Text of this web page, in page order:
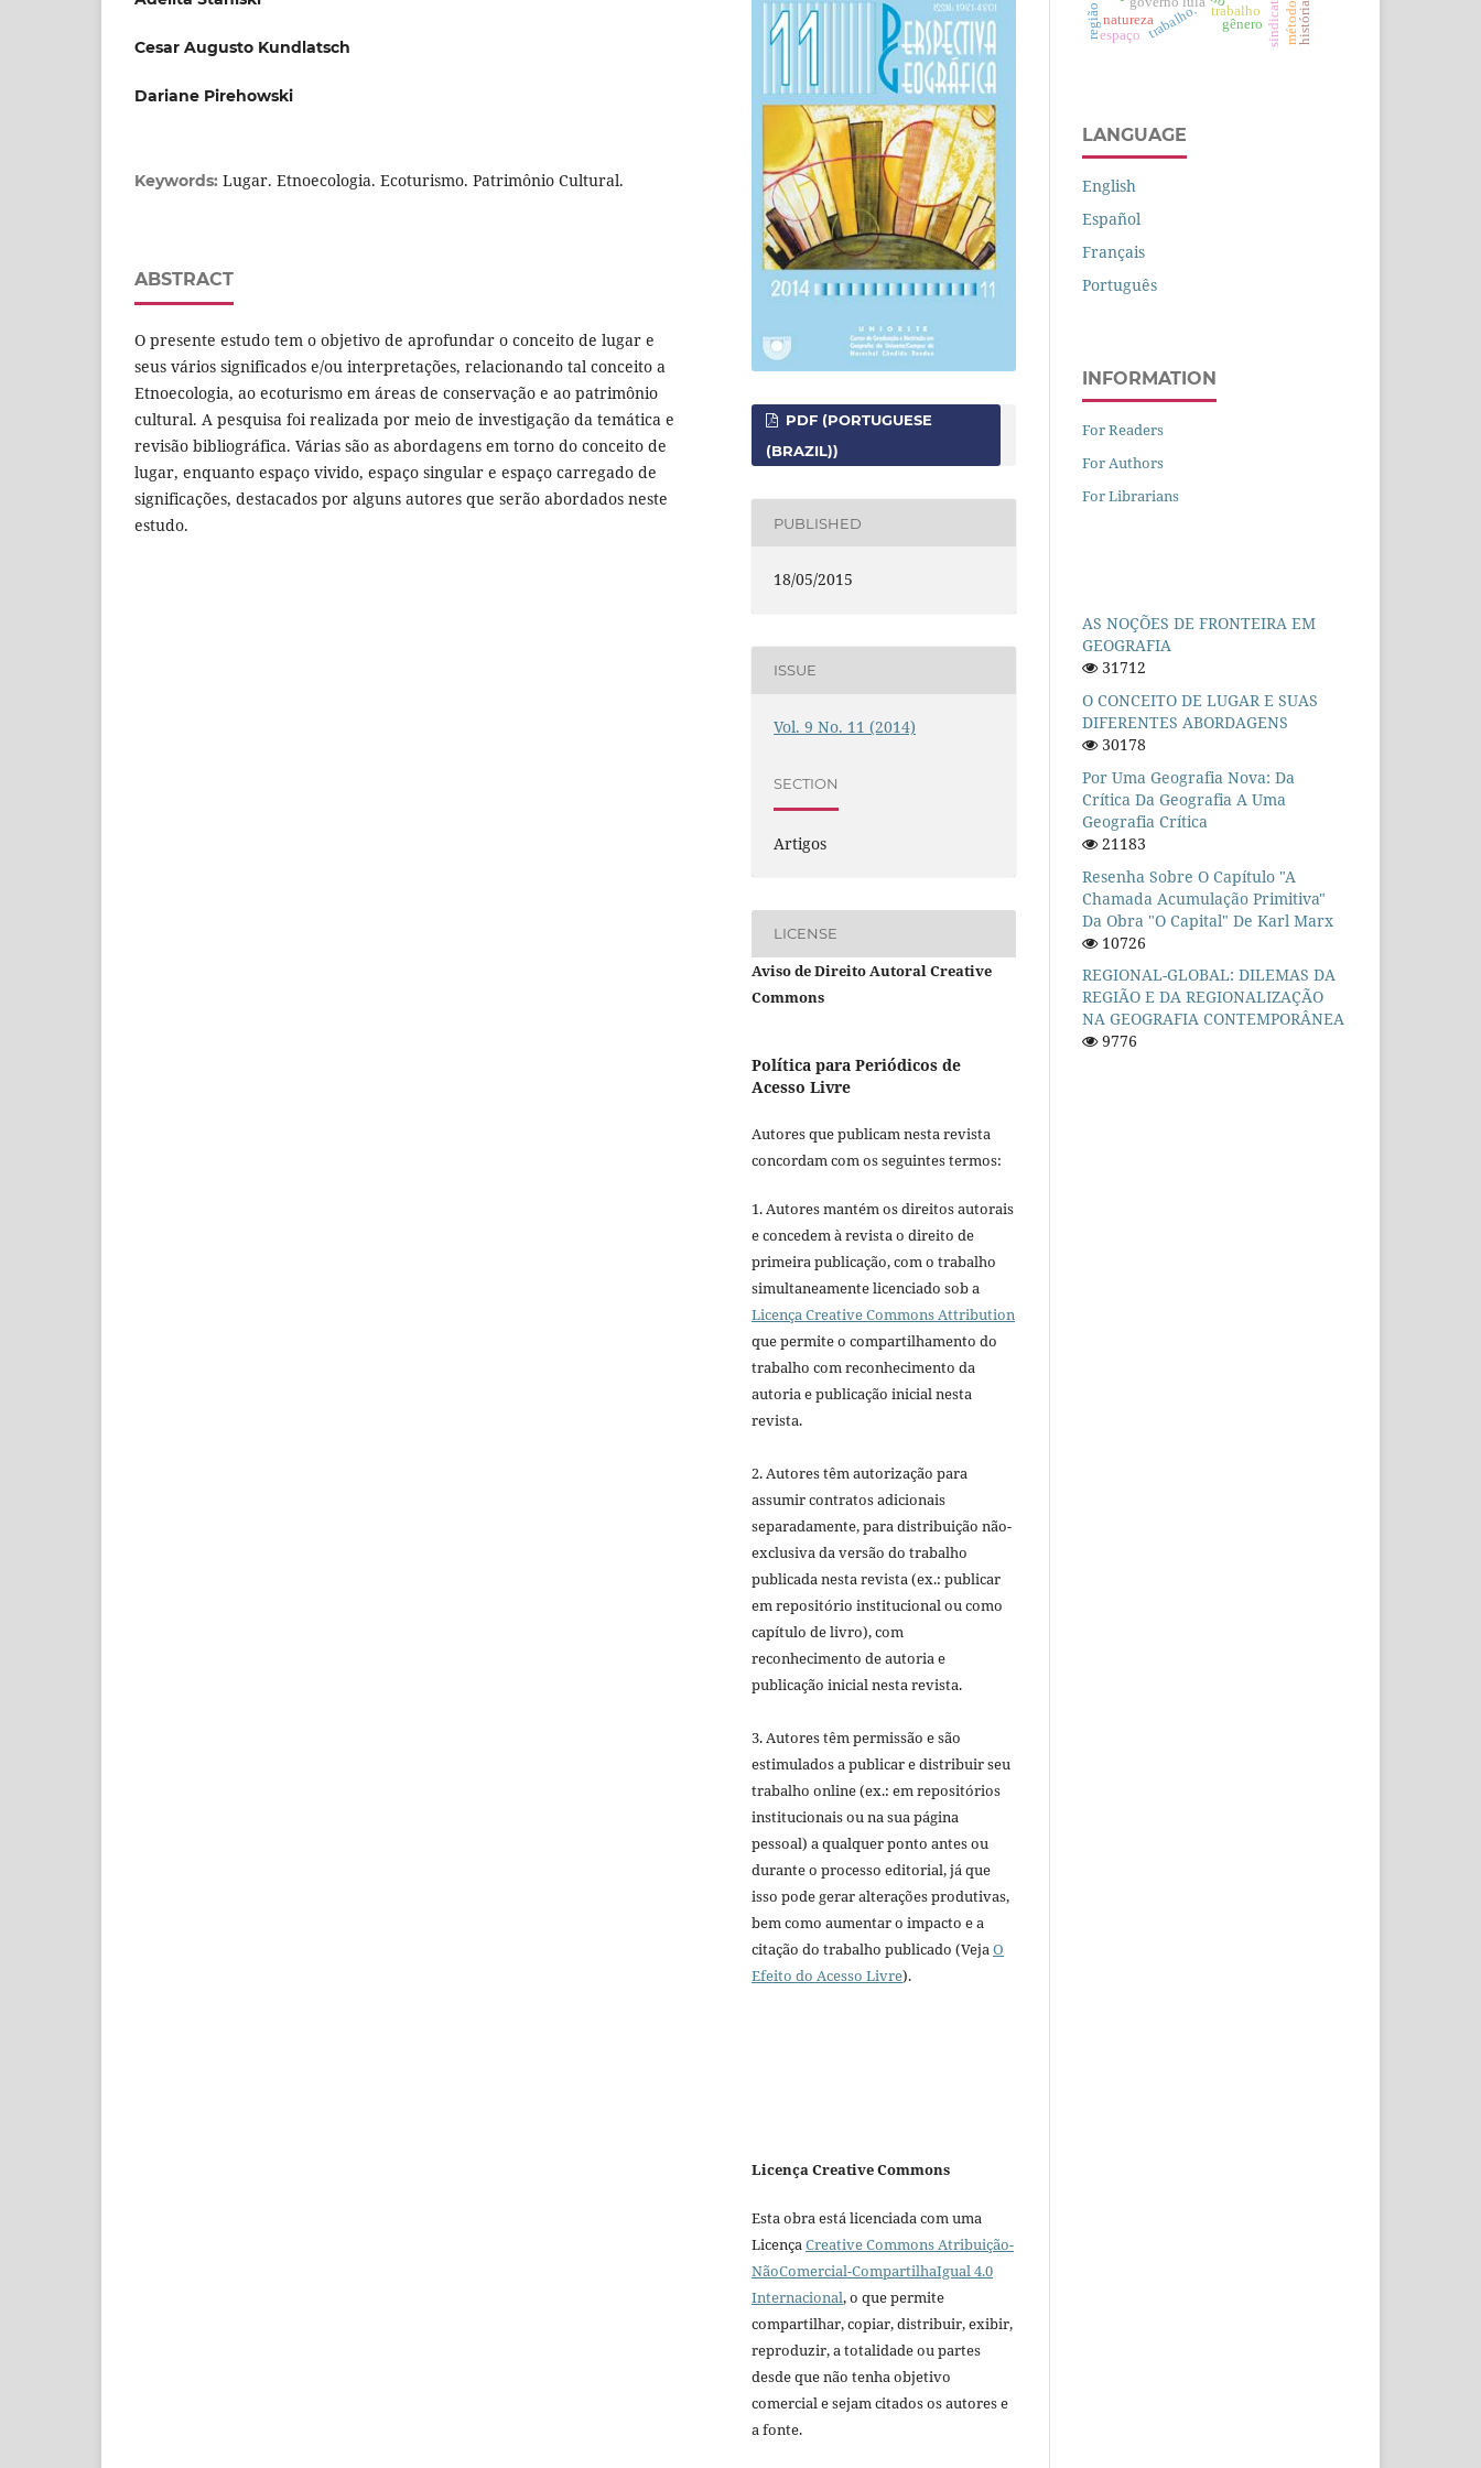
Cesar Augusto Kundlatsch
Dariane Pirehowski
Keywords: Lugar. Etnoecologia. Ecoturismo. Patrimônio Cultural.
ABSTRACT
O presente estudo tem o objetivo de aprofundar o conceito de lugar e
seus vários significados e/ou interpretações, relacionando tal conceito a
Etnoecologia, ao ecoturismo em áreas de conservação e ao patrimônio
cultural. A pesquisa foi realizada por meio de investigação da temática e
revisão bibliográfica. Várias são as abordagens em torno do conceito de
lugar, enquanto espaço vivido, espaço singular e espaço carregado de
significações, destacados por alguns autores que serão abordados neste
estudo.
PDF (PORTUGUESE
(BRAZIL))
PUBLISHED
18/05/2015
ISSUE
Vol. 9 No. 11 (2014)
SECTION
Artigos
LICENSE
Aviso de Direito Autoral Creative
Commons
Política para Periódicos de
Acesso Livre
Autores que publicam nesta revista
concordam com os seguintes termos:
1. Autores mantém os direitos autorais
e concedem à revista o direito de
primeira publicação, com o trabalho
simultaneamente licenciado sob a
Licença Creative Commons Attribution
que permite o compartilhamento do
trabalho com reconhecimento da
autoria e publicação inicial nesta
revista.
2. Autores têm autorização para
assumir contratos adicionais
separadamente, para distribuição não-
exclusiva da versão do trabalho
publicada nesta revista (ex.: publicar
em repositório institucional ou como
capítulo de livro), com
reconhecimento de autoria e
publicação inicial nesta revista.
3. Autores têm permissão e são
estimulados a publicar e distribuir seu
trabalho online (ex.: em repositórios
institucionais ou na sua página
pessoal) a qualquer ponto antes ou
durante o processo editorial, já que
isso pode gerar alterações produtivas,
bem como aumentar o impacto e a
citação do trabalho publicado (Veja O
Efeito do Acesso Livre).
Licença Creative Commons
Esta obra está licenciada com uma
LicençaCreative Commons Atribuição-
NãoComercial-CompartilhaIgual 4.0
Internacional, o que permite
compartilhar, copiar, distribuir, exibir,
reproduzir, a totalidade ou partes
desde que não tenha objetivo
comercial e sejam citados os autores e
a fonte.
trabalho. trabalho sindicato
gênero método
natureza história
espaço
LANGUAGE
English
Español
Français
Português
INFORMATION
For Readers
For Authors
For Librarians
AS NOÇÕES DE FRONTEIRA EM
GEOGRAFIA
31712
O CONCEITO DE LUGAR E SUAS
DIFERENTES ABORDAGENS
30178
Por Uma Geografia Nova: Da
Crítica Da Geografia A Uma
Geografia Crítica
21183
Resenha Sobre O Capítulo "A
Chamada Acumulação Primitiva"
Da Obra "O Capital" De Karl Marx
10726
REGIONAL-GLOBAL: DILEMAS DA
REGIÃO E DA REGIONALIZAÇÃO
NA GEOGRAFIA CONTEMPORÂNEA
9776